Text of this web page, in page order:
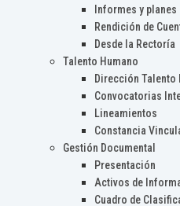
Informes y planes
Rendición de
Desde la Rectoría
Talento Humano
Dirección Talento
Convocatorias
Lineamientos
Constancia
Gestión Documental
Presentación
Activos de
Cuadro de